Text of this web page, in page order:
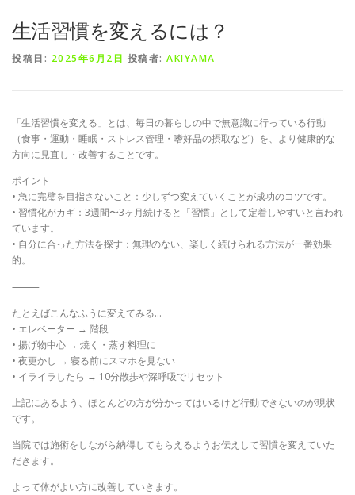
生活習慣を変えるには？
投稿日: 2025年6月2日 投稿者: AKIYAMA
「生活習慣を変える」とは、毎日の暮らしの中で無意識に行っている行動
（食事・運動・睡眠・ストレス管理・嗜好品の摂取など）を、より健康的な
方向に見直し・改善することです。
ポイント
• 急に完璧を目指さないこと：少しずつ変えていくことが成功のコツです。
• 習慣化がカギ：3週間〜3ヶ月続けると「習慣」として定着しやすいと言われ
ています。
• 自分に合った方法を探す：無理のない、楽しく続けられる方法が一番効果
的。
⸻
たとえばこんなふうに変えてみる…
• エレベーター → 階段
• 揚げ物中心 → 焼く・蒸す料理に
• 夜更かし → 寝る前にスマホを見ない
• イライラしたら → 10分散歩や深呼吸でリセット
上記にあるよう、ほとんどの方が分かってはいるけど行動できないのが現状
です。
当院では施術をしながら納得してもらえるようお伝えして習慣を変えていた
だきます。
よって体がよい方に改善していきます。